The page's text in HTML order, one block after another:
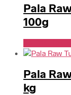
Pala
100g
Pala
kg